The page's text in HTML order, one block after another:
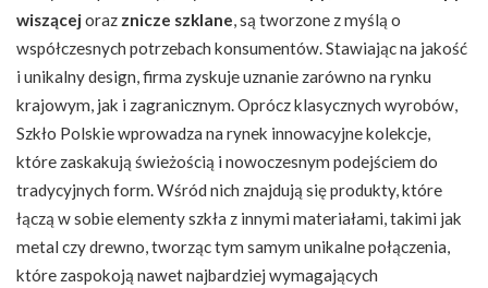
wiszącejoraz znicze szklane, są tworzone z myślą o
współczesnych potrzebach konsumentów. Stawiając na jakość
i unikalny design, firma zyskuje uznanie zarówno na rynku
krajowym, jak i zagranicznym. Oprócz klasycznych wyrobów,
Szkło Polskie wprowadza na rynek innowacyjne kolekcje,
które zaskakują świeżością i nowoczesnym podejściem do
tradycyjnych form. Wśród nich znajdują się produkty, które
łączą w sobie elementy szkła z innymi materiałami, takimi jak
metal czy drewno, tworząc tym samym unikalne połączenia,
które zaspokoją nawet najbardziej wymagających